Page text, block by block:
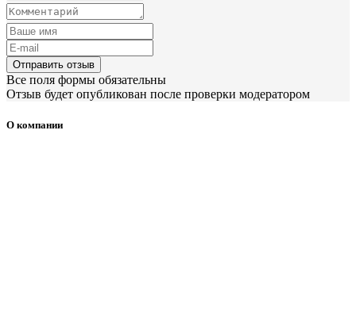
Отправить отзыв
Все поля формы обязательны
Отзыв будет опубликован после проверки модератором
О компании